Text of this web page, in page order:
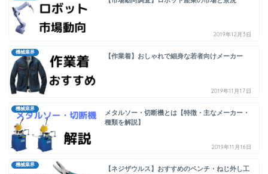
2019年12月3日
機械業界
【作業着】おしゃれで細身な若者向けメーカー
2019年11月17日
機械業界
メタルソー・切断機とは【特徴・主なメーカー・
種類を解説】
2019年11月16日
機械業界
【ネジザウルス】おすすめのペンチ・ねじ外し工